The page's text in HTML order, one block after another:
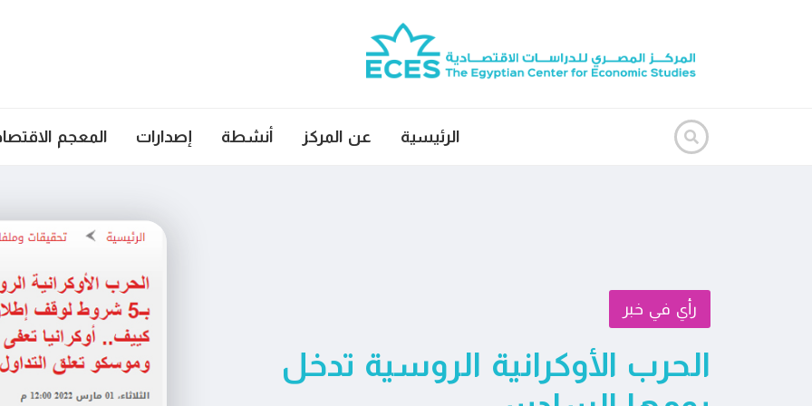
الرئيسية عن المركز أنشطة إصدارات المعجم
رأي في خبر
الحرب الأوكرانية الروسية تدخل